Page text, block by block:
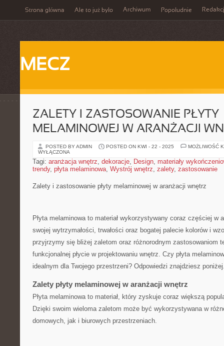
Strona główna Ale to już było Archiwum Popołudnie
MECZ
ZALETY I ZASTOSOWANIE PŁYTY
MELAMINOWEJ W ARANŻACJI
POSTED BY ADMIN POSTED ON KWI - 22 - 2025
MOŻLIWOŚĆ
WYŁĄCZONA
Tagi: aranżacja wnętrz, dekoracje, Design, materiały
trendy, płyta melaminowa, Wystrój wnętrz, zalety, zastosowanie
Zalety ⁤i zastosowanie płyty ​melaminowej w aranżacji ‌wnętrz
Płyta⁤ melaminowa to materiał wykorzystywany coraz częściej w
swojej⁣ wytrzymałości,⁢ trwałości oraz​ bogatej palecie kolorów i
przyjrzymy​ się ⁣bliżej zaletom‍ oraz różnorodnym zastosowaniom
funkcjonalnej płycie w projektowaniu wnętrz. Czy płyta
idealnym dla Twojego przestrzeni? Odpowiedzi znajdziesz
Zalety płyty ⁣melaminowej w aranżacji wnętrz
Płyta melaminowa ⁢to ‌materiał, który ‍zyskuje coraz większą
Dzięki swoim wieloma zaletom może być wykorzystywana‍ w
domowych, jak i biurowych przestrzeniach.